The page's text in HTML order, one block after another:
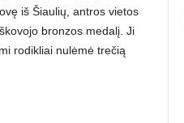
iš Šiaulių, antros vietos
bronzos medalį. Ji
rodikliai nulėmė trečią